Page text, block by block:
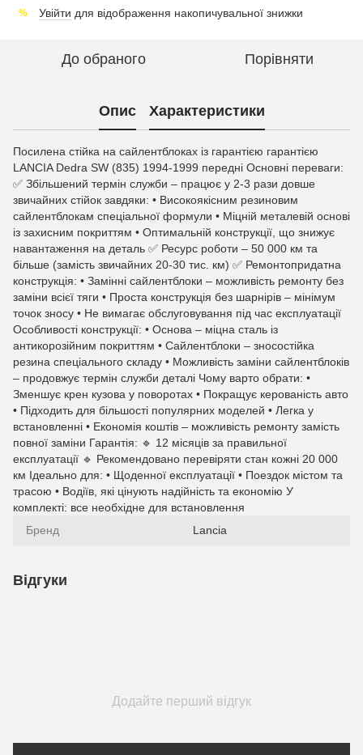
% Увійти для відображення накопичувальної знижки
До обраного Порівняти
Опис Характеристики
Посилена стійка на сайлентблоках із гарантією гарантією
LANCIA Dedra SW (835) 1994-1999 передні Основні переваги:
✅ Збільшений термін служби – працює у 2-3 рази довше
звичайних стійок завдяки: • Високоякісним резиновим
сайлентблокам спеціальної формули • Міцній металевій основі
із захисним покриттям • Оптимальній конструкції, що знижує
навантаження на деталь ✅ Ресурс роботи – 50 000 км та
більше (замість звичайних 20-30 тис. км) ✅ Ремонтопридатна
конструкція: • Замінні сайлентблоки – можливість ремонту без
заміни всієї тяги • Проста конструкція без шарнірів – мінімум
точок зносу • Не вимагає обслуговування під час експлуатації
Особливості конструкції: • Основа – міцна сталь із
антикорозійним покриттям • Сайлентблоки – зносостійка
резина спеціального складу • Можливість заміни сайлентблоків
– продовжує термін служби деталі Чому варто обрати: •
Зменшує крен кузова у поворотах • Покращує керованість авто
• Підходить для більшості популярних моделей • Легка у
встановленні • Економія коштів – можливість ремонту замість
повної заміни Гарантія: 🔹 12 місяців за правильної
експлуатації 🔹 Рекомендовано перевіряти стан кожні 20 000
км Ідеально для: • Щоденної експлуатації • Поездок містом та
трасою • Водіїв, які цінують надійність та економію У
комплекті: все необхідне для встановлення
Бренд
Lancia
Відгуки
Додайте перший відгук